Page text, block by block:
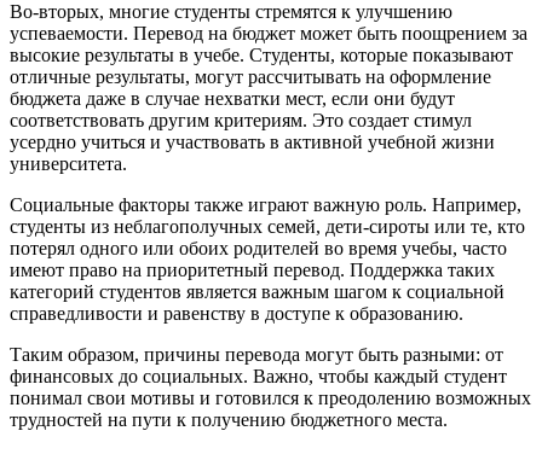
Во-вторых, многие студенты стремятся к улучшению
успеваемости. Перевод на бюджет может быть поощрением за
высокие результаты в учебе. Студенты, которые показывают
отличные результаты, могут рассчитывать на оформление
бюджета даже в случае нехватки мест, если они будут
соответствовать другим критериям. Это создает стимул
усердно учиться и участвовать в активной учебной жизни
университета.
Социальные факторы также играют важную роль. Например,
студенты из неблагополучных семей, дети-сироты или те, кто
потерял одного или обоих родителей во время учебы, часто
имеют право на приоритетный перевод. Поддержка таких
категорий студентов является важным шагом к социальной
справедливости и равенству в доступе к образованию.
Таким образом, причины перевода могут быть разными: от
финансовых до социальных. Важно, чтобы каждый студент
понимал свои мотивы и готовился к преодолению возможных
трудностей на пути к получению бюджетного места.